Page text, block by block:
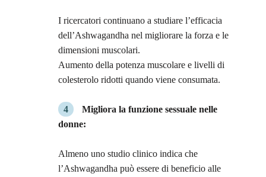
I ricercatori continuano a studiare l’efficacia
dell’Ashwagandha nel migliorare la forza e le
dimensioni muscolari.
Aumento della potenza muscolare e livelli di
colesterolo ridotti quando viene consumata.
Migliora la funzione sessuale nelle
donne:
Almeno uno studio clinico indica che
l’Ashwagandha può essere di beneficio alle